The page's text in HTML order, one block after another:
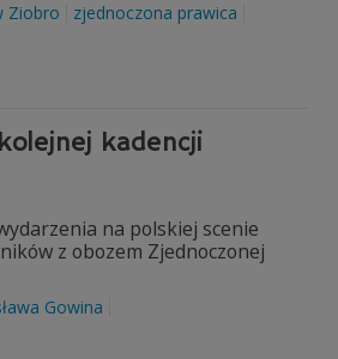
Ziobro
zjednoczona prawica
kadencji
na polskiej scenie
z obozem Zjednoczonej
Gowina